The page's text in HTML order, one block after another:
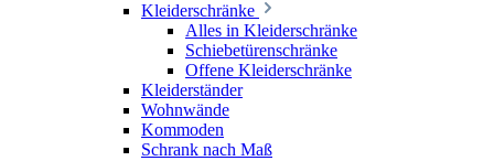
Kleiderschränke
Alles in Kleiderschränke
Schiebetürenschränke
Offene Kleiderschränke
Kleiderständer
Wohnwände
Kommoden
Schrank nach Maß